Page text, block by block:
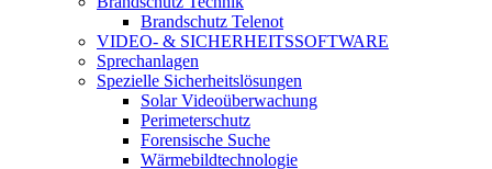
Brandschutz Telenot
VIDEO- & SICHERHEITSSOFTWARE
Sprechanlagen
Spezielle Sicherheitslösungen
Solar Videoüberwachung
Perimeterschutz
Forensische Suche
Wärmebildtechnologie